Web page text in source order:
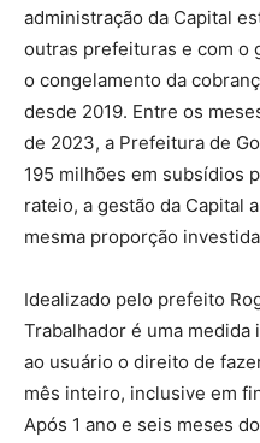
administração da Capital
outras prefeituras e com o
o congelamento da
desde 2019. Entre os
de 2023, a Prefeitura de
195 milhões em subsídios
rateio, a gestão da Capital
mesma proporção
Idealizado pelo prefeito
Trabalhador é uma
ao usuário o direito de
mês inteiro, inclusive em
Após 1 ano e seis meses